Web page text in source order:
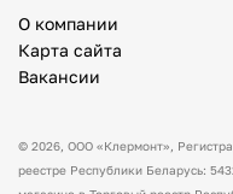
О компании
Карта сайта
Вакансии
© 2026, ООО «Клермонт» ,
реестре Республики Беларусь: